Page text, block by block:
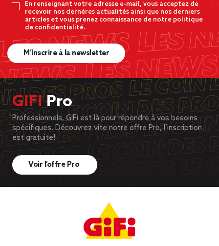
En renseignant votre adresse e-mail, vous acceptez de
recevoir nos dernères actualités ainsi que nos derniers
articles et vous prenez connaissance de notre politique
de confidentialité.
M’inscrire à la newsletter
GiFiPro
Professionnels, GiFi est là pour répondre à vos besoins
spécifiques. Découvrez vite notre offre Pro, l’inscription
est gratuite!
Voir l’offre Pro